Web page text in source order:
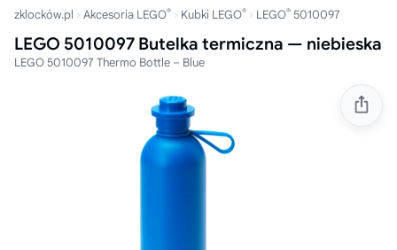
zklocków.pl Akcesoria LEGO® Kubki LEGO® LEGO® 5010097
LEGO 5010097 Butelka termiczna — niebieska
LEGO 5010097 Thermo Bottle – Blue